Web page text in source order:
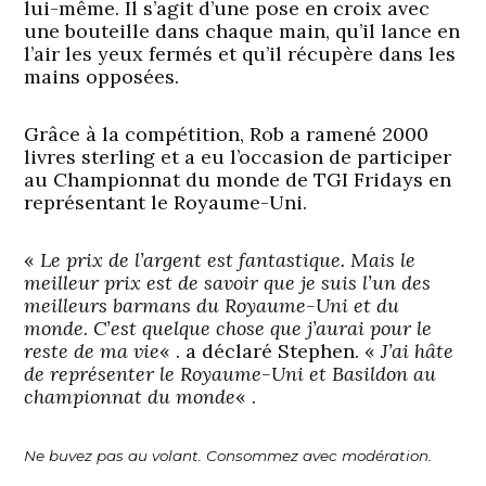
lui-même. Il s’agit d’une pose en croix avec
une bouteille dans chaque main, qu’il lance en
l’air les yeux fermés et qu’il récupère dans les
mains opposées.
Grâce à la compétition, Rob a ramené 2000
livres sterling et a eu l’occasion de participer
au Championnat du monde de TGI Fridays en
représentant le Royaume-Uni.
«Le prix de l’argent est fantastique. Mais le
meilleur prix est de savoir que je suis l’un des
meilleurs barmans du Royaume-Uni et du
monde. C’est quelque chose que j’aurai pour le
reste de ma vie« . a déclaré Stephen. «J’ai hâte
de représenter le Royaume-Uni et Basildon au
championnat du monde« .
Ne buvez pas au volant. Consommez avec modération.